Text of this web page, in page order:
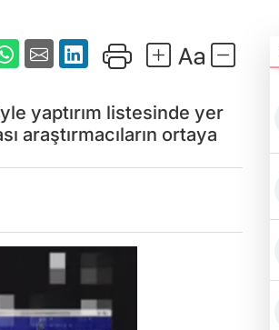
yaptırım listesinde yer
araştırmacıların ortaya